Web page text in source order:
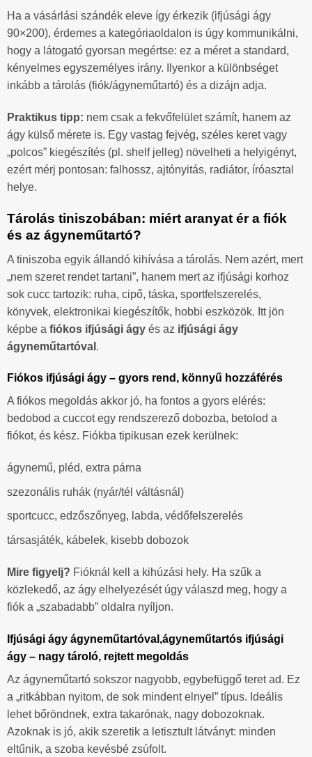
Ha a vásárlási szándék eleve így érkezik (ifjúsági ágy
90×200), érdemes a kategóriaoldalon is úgy kommunikálni,
hogy a látogató gyorsan megértse: ez a méret a standard,
kényelmes egyszemélyes irány. Ilyenkor a különbséget
inkább a tárolás (fiók/ágyneműtartó) és a dizájn adja.
Praktikus tipp: nem csak a fekvőfelület számít, hanem az
ágy külső mérete is. Egy vastag fejvég, széles keret vagy
„polcos” kiegészítés (pl. shelf jelleg) növelheti a helyigényt,
ezért mérj pontosan: falhossz, ajtónyitás, radiátor, íróasztal
helye.
Tárolás tiniszobában: miért aranyat ér a fiók
és az ágyneműtartó?
A tiniszoba egyik állandó kihívása a tárolás. Nem azért, mert
„nem szeret rendet tartani”, hanem mert az ifjúsági korhoz
sok cucc tartozik: ruha, cipő, táska, sportfelszerelés,
könyvek, elektronikai kiegészítők, hobbi eszközök. Itt jön
képbe a fiókos ifjúsági ágy és az ifjúsági ágy
ágyneműtartóval .
Fiókos ifjúsági ágy – gyors rend, könnyű hozzáférés
A fiókos megoldás akkor jó, ha fontos a gyors elérés:
bedobod a cuccot egy rendszerező dobozba, betolod a
fiókot, és kész. Fiókba tipikusan ezek kerülnek:
ágynemű, pléd, extra párna
szezonális ruhák (nyár/tél váltásnál)
sportcucc, edzőszőnyeg, labda, védőfelszerelés
társasjáték, kábelek, kisebb dobozok
Mire figyelj? Fióknál kell a kihúzási hely. Ha szűk a
közlekedő, az ágy elhelyezését úgy válaszd meg, hogy a
fiók a „szabadabb” oldalra nyíljon.
Ifjúsági ágy ágyneműtartóval,ágyneműtartós ifjúsági
ágy – nagy tároló, rejtett megoldás
Az ágyneműtartó sokszor nagyobb, egybefüggő teret ad. Ez
a „ritkábban nyitom, de sok mindent elnyel” típus. Ideális
lehet bőröndnek, extra takarónak, nagy dobozoknak.
Azoknak is jó, akik szeretik a letisztult látványt: minden
eltűnik, a szoba kevésbé zsúfolt.